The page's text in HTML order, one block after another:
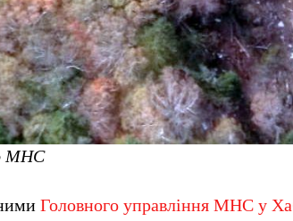
МНС
Головного управління МНС у